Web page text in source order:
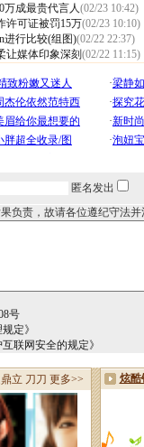
万成最贵代言人(02/23 10:42)
许可证被罚15万(02/23 10:10)
进行比较(组图)(02/22 22:37)
让媒体印象深刻 (02/22 11:15)
匿名发出
负责，故请各位遵纪守法
号
定》
联网安全的规定》